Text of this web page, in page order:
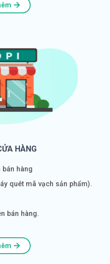
HÀNG
bán hàng
quét mã vạch sản phẩm).
bán hàng.